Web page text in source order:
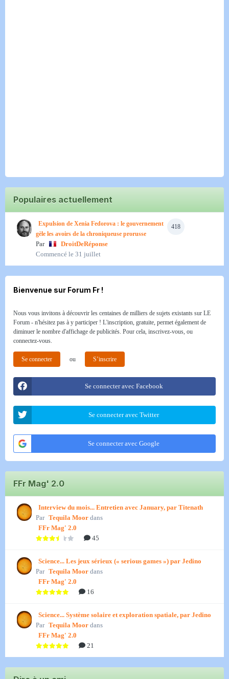
Populaires actuellement
418
Expulsion de Xenia Fedorova : le gouvernement
gèle les avoirs de la chroniqueuse prorusse
Par
DroitDeRéponse
Commencé le 31 juillet
Bienvenue sur Forum Fr !
Nous vous invitons à découvrir les centaines de milliers de sujets existants sur LE
Forum - n'hésitez pas à y participer ! L'inscription, gratuite, permet également de
diminuer le nombre d'affichage de publicités. Pour cela, inscrivez-vous, ou
connectez-vous.
Se connecter ou S’inscrire
Se connecter avec Facebook
Se connecter avec Twitter
Se connecter avec Google
FFr Mag' 2.0
Interview du mois... Entretien avec January, par Titenath
Par Tequila Moor dans
FFr Mag' 2.0
45
Science... Les jeux sérieux (« serious games ») par Jedino
Par Tequila Moor dans
FFr Mag' 2.0
16
Science... Système solaire et exploration spatiale, par Jedino
Par Tequila Moor dans
FFr Mag' 2.0
21